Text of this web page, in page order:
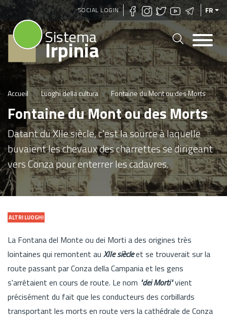
Aller
au
contenu
principal
SOCIAL LOGIN FR
Sistema
Irpinia
Accueil Luoghi della cultura Fontaine du Mont ou des Morts
Fontaine du Mont ou des Morts
Datant du XIIe siècle, c'est la source à laquelle
buvaient les chevaux des charrettes se dirigeant
vers Conza pour enterrer les cadavres.
ALTRI LUOGHI
La Fontana del Monte ou dei Morti a des origines très
lointaines qui remontent au XIIe siècleet se trouverait sur la
route passant par Conza della Campania et les gens
s'arrêtaient en cours de route. Le nom "dei Morti"vient
précisément du fait que les conducteurs des corbillards
transportant les morts en route vers la cathédrale de Conza